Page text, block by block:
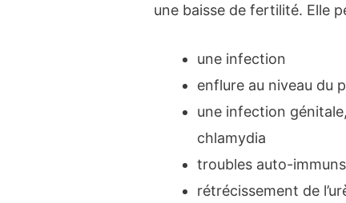
une baisse de fertilité. Elle
une infection
enflure au niveau du
une infection
chlamydia
troubles auto-immuns
rétrécissement de